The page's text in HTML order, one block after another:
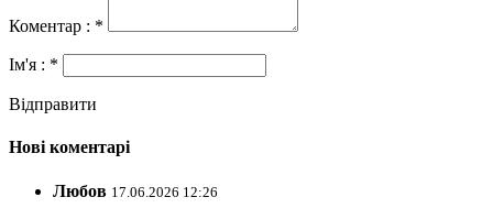
Коментар : *
Ім'я : *
Відправити
Нові коментарі
Любов 17.06.2026 12:26